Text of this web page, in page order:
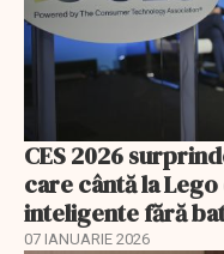
CES 2026
care cântă la
inteligente fără
07 IANUARIE 2026